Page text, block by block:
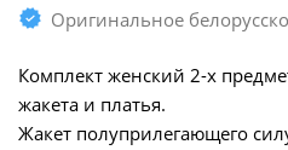
Оригинальное
Комплект женский 2-х
жакета и платья.
Жакет полуприлегающего